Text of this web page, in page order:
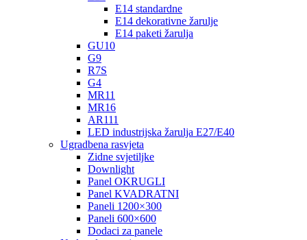
E14 standardne
E14 dekorativne žarulje
E14 paketi žarulja
GU10
G9
R7S
G4
MR11
MR16
AR111
LED industrijska žarulja E27/E40
Ugradbena rasvjeta
Zidne svjetiljke
Downlight
Panel OKRUGLI
Panel KVADRATNI
Paneli 1200×300
Paneli 600×600
Dodaci za panele